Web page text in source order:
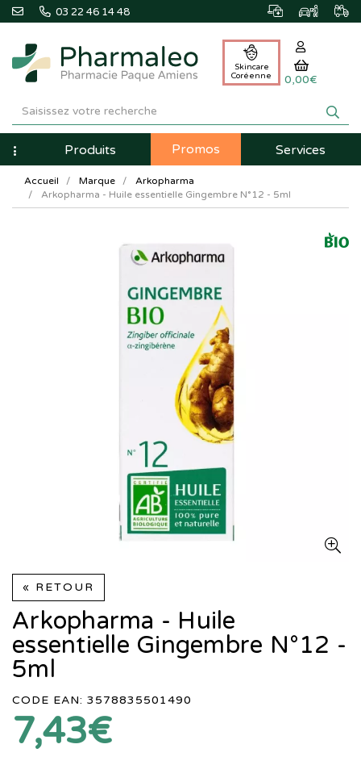
03 22 46 14 48
Pharmaleo
Pharmacie
Paque
Amiens
Skincare
Coréenne
0,00€
NavigationProduits Promos Services
Accueil Marque
Arkopharma
Arkopharma - Huile essentielle Gingembre N°12 - 5ml
« RETOUR
Arkopharma - Huile
essentielle Gingembre N°12 -
5ml
CODE EAN: 3578835501490
7,43€